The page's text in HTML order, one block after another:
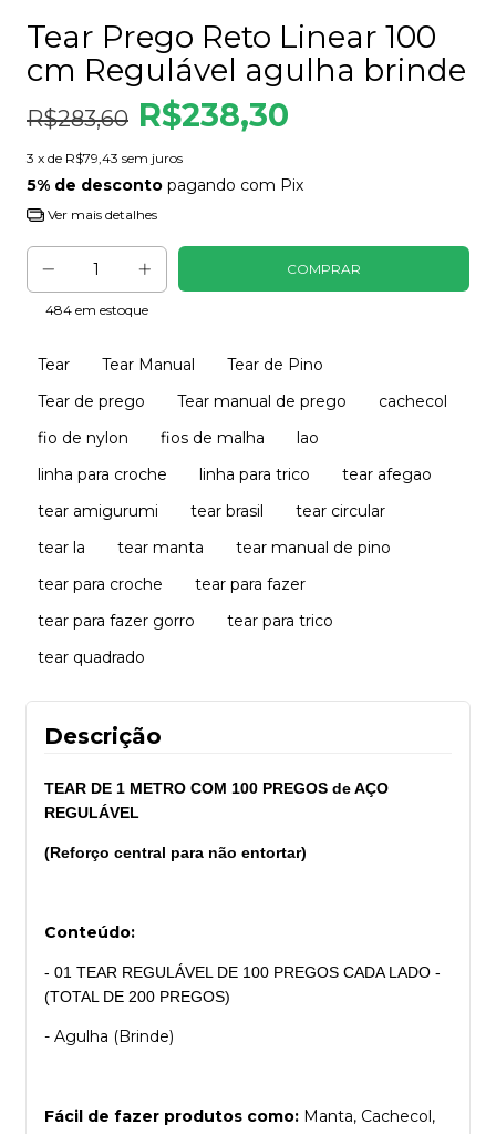
Tear Prego Reto Linear 100
cm Regulável agulha brinde
R$283,60 R$238,30
3 x de R$79,43 sem juros
5% de desconto pagando com Pix
Ver mais detalhes
484em estoque
Tear Tear Manual
Tear de Pino
Tear de prego
Tear manual de prego
cachecol
fio de nylon
fios de malha
lao
linha para croche
linha para trico
tear afegao
tear amigurumi
tear brasil
tear circular
tear la
tear manta
tear manual de pino
tear para croche
tear para fazer
tear para fazer gorro
tear para trico
tear quadrado
Descrição
TEAR DE 1 METRO COM 100 PREGOS de AÇO
REGULÁVEL
(Reforço central para não entortar)
Conteúdo:
- 01 TEAR REGULÁVEL DE 100 PREGOS CADA LADO -
(TOTAL DE 200 PREGOS)
- Agulha (Brinde)
Fácil de fazer produtos como: Manta, Cachecol,